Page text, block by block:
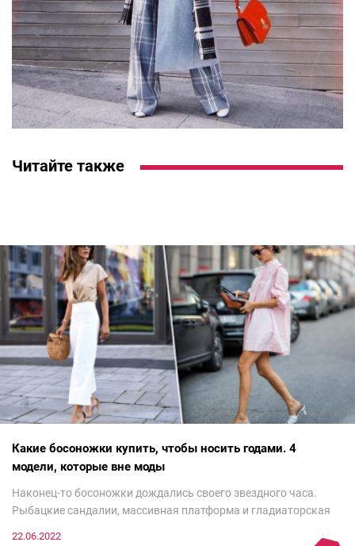
Читайте также
Какие босоножки купить, чтобы носить годами. 4
модели, которые вне моды
Наконец-то босоножки дождались своего звездного часа.
Рыбацкие сандалии, массивная платформа и гладиаторская
22.06.2022